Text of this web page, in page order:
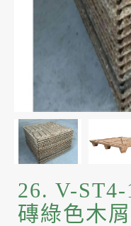
26. V-
磚綠色木